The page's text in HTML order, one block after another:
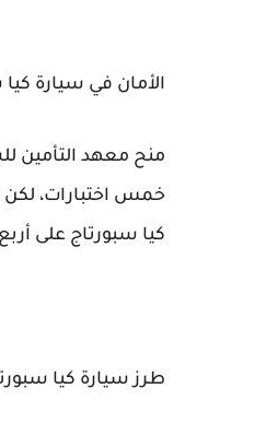
الأمان في سيارة كيا
خمس اختبارات، لكن
كيا سبورتاج على
طرز سيارة كيا سبورتاج